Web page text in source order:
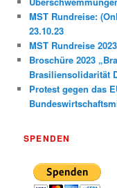
MST Rundreise:
23.10.23
MST Rundreise 2023
Broschüre 2023
Brasiliensolidarität
Protest gegen das
SPENDEN